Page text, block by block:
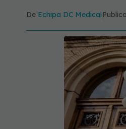
De Echipa DC Medical